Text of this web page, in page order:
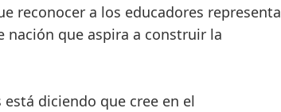
reconocer a los educadores representa
que aspira a construir la
diciendo que cree en el